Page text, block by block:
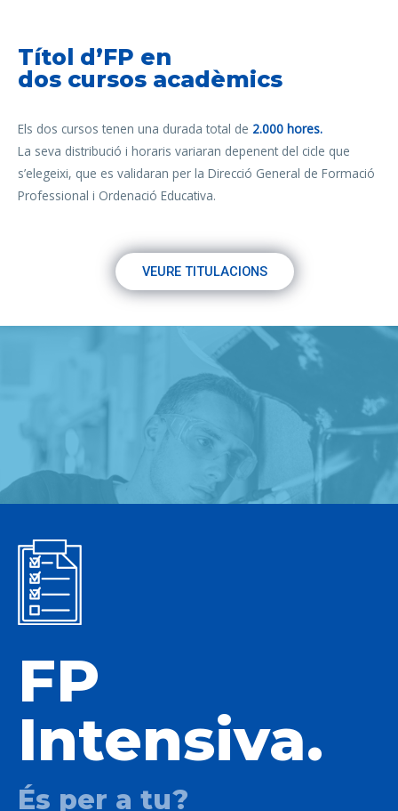
Títol d’FP en
dos cursos acadèmics
Els dos cursos tenen una durada total de 2.000 hores.
La seva distribució i horaris variaran depenent del cicle que
s’elegeixi, que es validaran per la Direcció General de Formació
Professional i Ordenació Educativa.
VEURE TITULACIONS
FP
Intensiva.
És per a tu?